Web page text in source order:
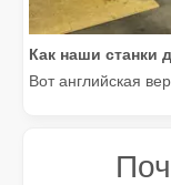
Вот английская